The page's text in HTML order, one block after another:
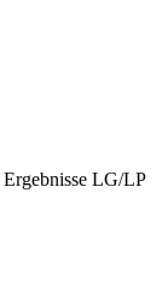
Ergebnisse LG/LP